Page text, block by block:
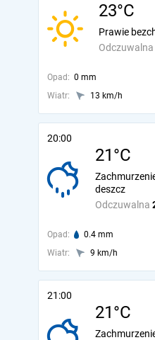
23°C
Odczuwalna
Prawie
Opad: 0 mm
Wiatr:
13 km/h
20:00
21°C
Odczuwalna
deszcz
Opad: 0.4 mm
Wiatr:
9 km/h
21:00
21°C